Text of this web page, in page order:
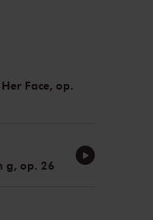
Face, op.
g, op. 26